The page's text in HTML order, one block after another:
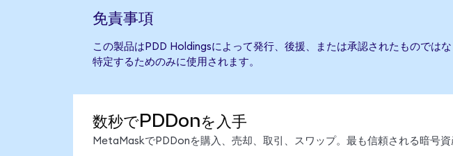
免責事項
この製品はPDD Holdingsによって発行、後援、または承認されたものでは
特定するためのみに使用されます。
数秒でPDDonを入手
MetaMaskでPDDonを購入、売却、取引、スワップ。最も信頼される暗号資